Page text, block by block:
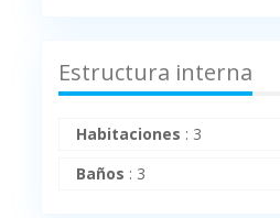
Estructura interna
Habitaciones : 3
Baños : 3